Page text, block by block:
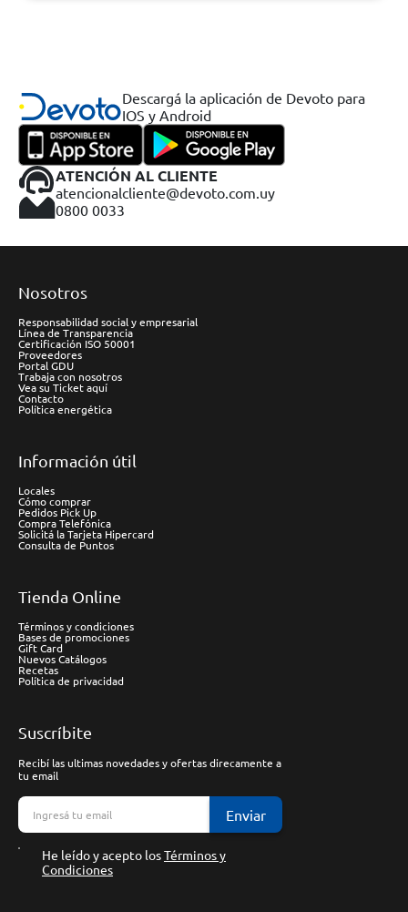
Descargá la aplicación de Devoto para
IOS y Android
ATENCIÓN AL CLIENTE
atencionalcliente@devoto.com.uy
0800 0033
Nosotros
Responsabilidad social y empresarial
Línea de Transparencia
Certificación ISO 50001
Proveedores
Portal GDU
Trabaja con nosotros
Vea su Ticket aquí
Contacto
Política energética
Información útil
Locales
Cómo comprar
Pedidos Pick Up
Compra Telefónica
Solicitá la Tarjeta Hipercard
Consulta de Puntos
Tienda Online
Términos y condiciones
Bases de promociones
Gift Card
Nuevos Catálogos
Recetas
Política de privacidad
Suscríbite
Recibí las ultimas novedades y ofertas direcamente a
tu email
Enviar
He leído y acepto losTérminos y
Condiciones